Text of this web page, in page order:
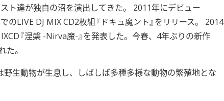
ト達が独自の沼を演出してきた。 2011年にデビュー
のLIVE DJ MIX CD2枚組『ドキュ魔ント』をリリース。 2014
『涅槃 -Nirva魔-』を発表した。今春、4年ぶりの新作
た。
生動物が生息し、しばしば多種多様な動物の繁殖地とな